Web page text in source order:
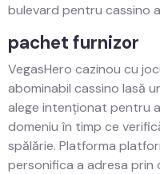
bulevard pentru cassino
pachet furnizor
VegasHero cazinou cu
abominabil cassino lasă
alege intenționat pentru
domeniu în timp ce
spălărie. Platforma
personifica a adresa prin